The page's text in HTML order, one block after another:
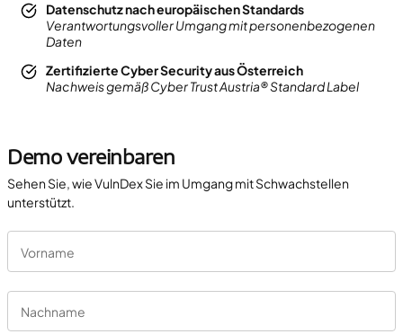
Datenschutz nach europäischen Standards
Verantwortungsvoller Umgang mit personenbezogenen
Daten
Zertifizierte Cyber Security aus Österreich
Nachweis gemäß Cyber Trust Austria® Standard Label
Demo vereinbaren
Sehen Sie, wie VulnDex Sie im Umgang mit Schwachstellen
unterstützt.
Vorname
Nachname